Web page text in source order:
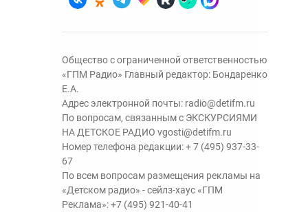
Общество с ограниченной ответственностью
«ГПМ Радио» Главный редактор: Бондаренко
Е.А.
Адрес электронной почты: radio@detifm.ru
По вопросам, связанным с ЭКСКУРСИЯМИ
НА ДЕТСКОЕ РАДИО vgosti@detifm.ru
Номер телефона редакции:+ 7 (495) 937-33-
67
По всем вопросам размещения рекламы на
«Детском радио» - сейлз-хаус «ГПМ
Реклама»:+7 (495) 921-40-41